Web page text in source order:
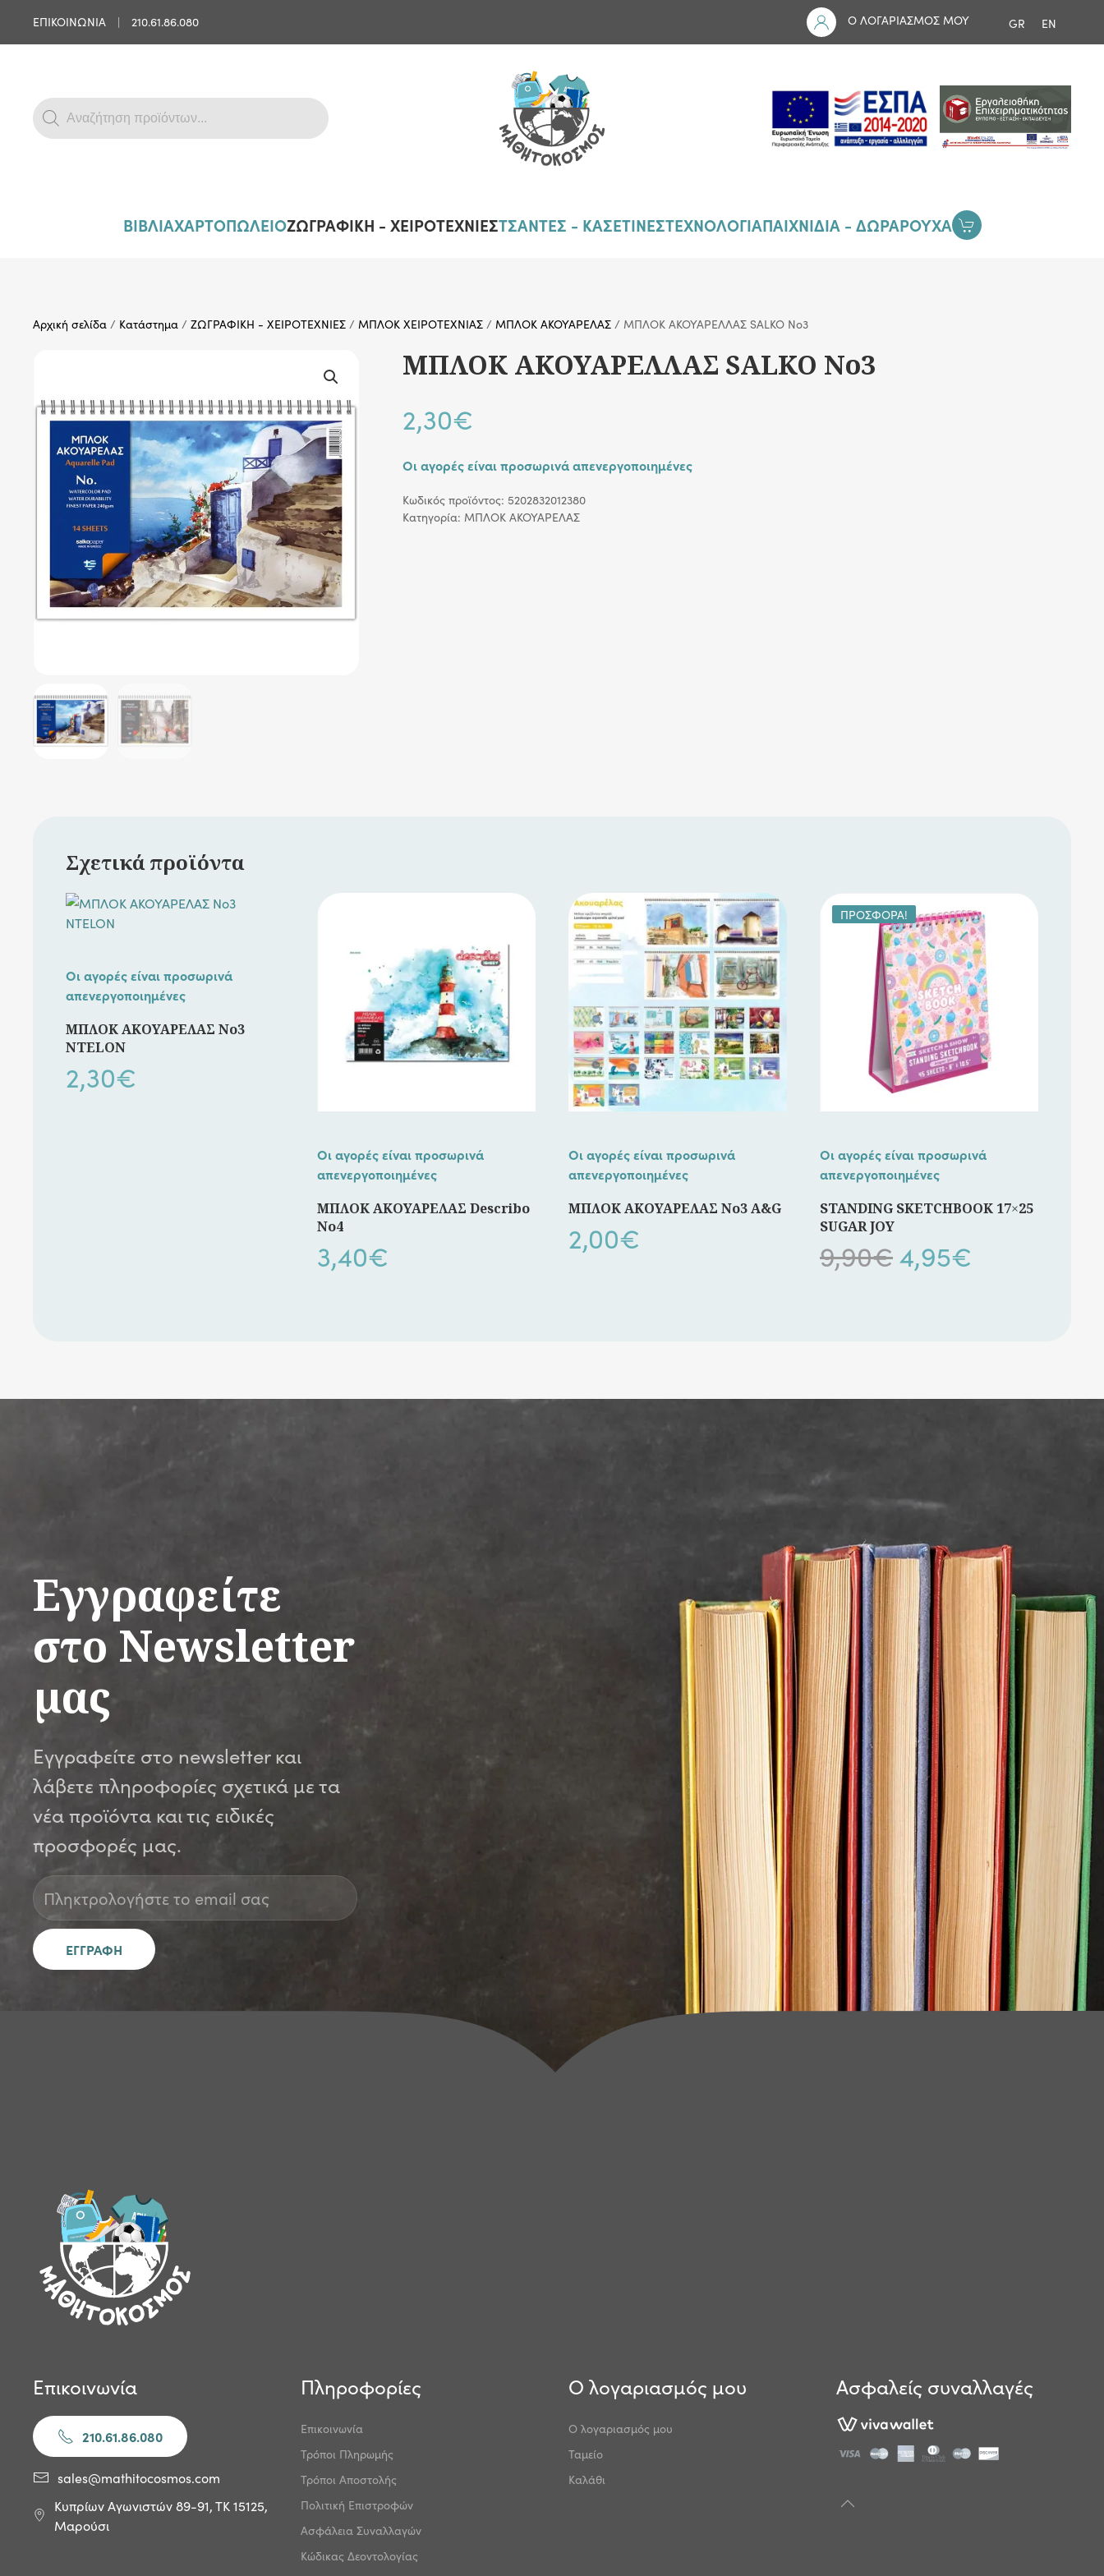
Skip to main content
ΕΠΙΚΟΙΝΩΝΙΑ | 210.61.86.080 Ο ΛΟΓΑΡΙΑΣΜΟΣ ΜΟΥ GR EN
Products
search
ΒΙΒΛΙΑΧΑΡΤΟΠΩΛΕΙΟΖΩΓΡΑΦΙΚΗ - ΧΕΙΡΟΤΕΧΝΙΕΣΤΣΑΝΤΕΣ - ΚΑΣΕΤΙΝΕΣΤΕΧΝΟΛΟΓΙΑΠΑΙΧΝΙΔΙΑ - ΔΩΡΑΡΟΥΧΑ
Αρχική σελίδα / Κατάστημα / ΖΩΓΡΑΦΙΚΗ - ΧΕΙΡΟΤΕΧΝΙΕΣ / ΜΠΛΟΚ ΧΕΙΡΟΤΕΧΝΙΑΣ / ΜΠΛΟΚ ΑΚΟΥΑΡΕΛΑΣ / ΜΠΛΟΚ ΑΚΟΥΑΡΕΛΛΑΣ SALKO Νo3
ΜΠΛΟΚ ΑΚΟΥΑΡΕΛΛΑΣ SALKO Νo3
2,30€
Οι αγορές είναι προσωρινά απενεργοποιημένες
Κωδικός προϊόντος: 5202832012380
Κατηγορία: ΜΠΛΟΚ ΑΚΟΥΑΡΕΛΑΣ
Σχετικά προϊόντα
Οι αγορές είναι προσωρινά
απενεργοποιημένες
ΜΠΛΟΚ ΑΚΟΥΑΡΕΛΑΣ Νο3
NTELON
2,30€
Οι αγορές είναι προσωρινά
απενεργοποιημένες
ΜΠΛΟΚ ΑΚΟΥΑΡΕΛΑΣ Describo
No4
3,40€
Οι αγορές είναι προσωρινά
απενεργοποιημένες
ΜΠΛΟΚ ΑΚΟΥΑΡΕΛΑΣ Νο3 A&G
2,00€
ΠΡΟΣΦΟΡΆ!
Οι αγορές είναι προσωρινά
απενεργοποιημένες
STANDING SKETCHBOOK 17×25
SUGAR JOY
9,90€Original
4,95€
Εγγραφείτε
στο Newsletter
μας
Εγγραφείτε στο newsletter και
λάβετε πληροφορίες σχετικά με τα
νέα προϊόντα και τις ειδικές
προσφορές μας.
Επικοινωνία
210.61.86.080
sales@mathitocosmos.com
Κυπρίων Αγωνιστών 89-91, ΤΚ 15125,
Μαρούσι
Πληροφορίες
Επικοινωνία
Τρόποι Πληρωμής
Τρόποι Αποστολής
Πολιτική Επιστροφών
Ασφάλεια Συναλλαγών
Κώδικας Δεοντολογίας
Ο λογαριασμός μου
Ο λογαριασμός μου
Ταμείο
Καλάθι
Ασφαλείς συναλλαγές